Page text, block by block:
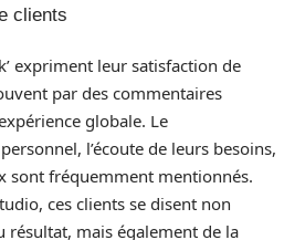
clients
expriment leur satisfaction de
par des commentaires
globale. Le
l’écoute de leurs besoins,
sont fréquemment mentionnés.
ces clients se disent non
résultat, mais également de la